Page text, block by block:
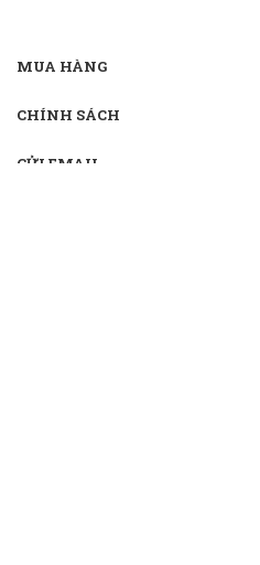
MUA HÀNG
CHÍNH SÁCH
GỬI EMAIL